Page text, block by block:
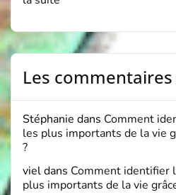
Les
Stéphanie dans Comment
les plus importants de la vie
?
vieldans Comment identifier
plus importants de la vie